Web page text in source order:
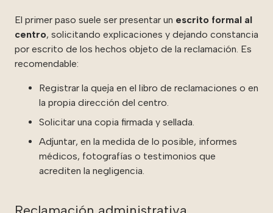
El primer paso suele ser presentar un escrito formal al
centro, solicitando explicaciones y dejando constancia
por escrito de los hechos objeto de la reclamación. Es
recomendable:
Registrar la queja en el libro de reclamaciones o en
la propia dirección del centro.
Solicitar una copia firmada y sellada.
Adjuntar, en la medida de lo posible, informes
médicos, fotografías o testimonios que
acrediten la negligencia.